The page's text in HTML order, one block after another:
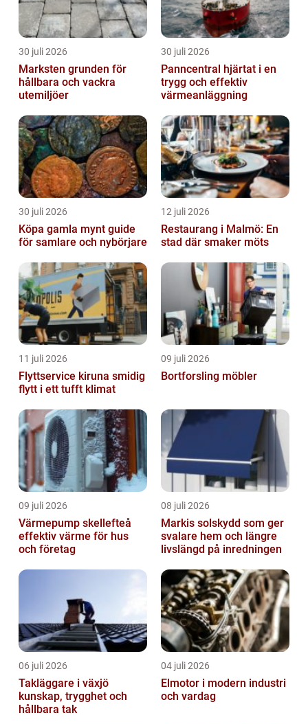
30 juli 2026
Marksten grunden för
hållbara och vackra
utemiljöer
30 juli 2026
Panncentral hjärtat i en
trygg och effektiv
värmeanläggning
30 juli 2026
Köpa gamla mynt guide
för samlare och nybörjare
12 juli 2026
Restaurang i Malmö: En
stad där smaker möts
11 juli 2026
Flyttservice kiruna smidig
flytt i ett tufft klimat
09 juli 2026
Bortforsling möbler
09 juli 2026
Värmepump skellefteå
effektiv värme för hus
och företag
08 juli 2026
Markis solskydd som ger
svalare hem och längre
livslängd på inredningen
06 juli 2026
Takläggare i växjö
kunskap, trygghet och
hållbara tak
04 juli 2026
Elmotor i modern industri
och vardag